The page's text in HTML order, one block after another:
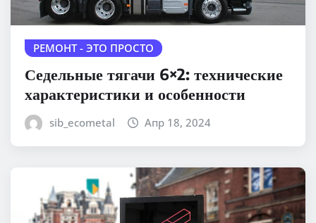
РЕМОНТ - ЭТО ПРОСТО
Седельные тягачи 6×2: технические
характеристики и особенности
sib_ecometal Апр 18, 2024